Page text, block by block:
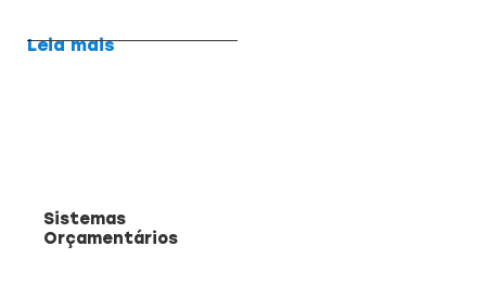
Leia mais
Sistemas
Orçamentários